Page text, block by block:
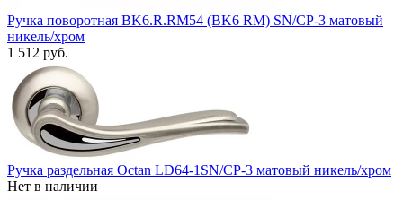
Ручка поворотная BK6.R.RM54 (BK6 RM) SN/CP-3 матовый
никель/хром
1 512 руб.
Ручка раздельная Octan LD64-1SN/CP-3 матовый никель/хром
Нет в наличии